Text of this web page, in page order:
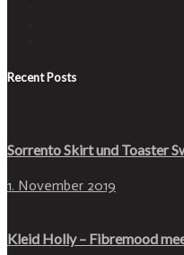
Recent Posts
Sorrento Skirt und Toaster
1. November 2019
Kleid Holly – Fibremood